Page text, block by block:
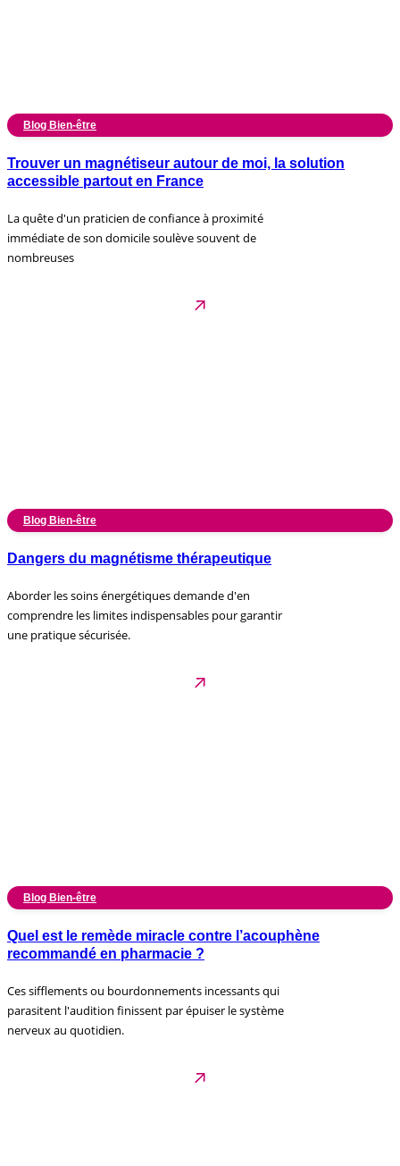
Blog Bien-être
Trouver un magnétiseur autour de moi, la solution
accessible partout en France
La quête d'un praticien de confiance à proximité
immédiate de son domicile soulève souvent de
nombreuses
Blog Bien-être
Dangers du magnétisme thérapeutique
Aborder les soins énergétiques demande d'en
comprendre les limites indispensables pour garantir
une pratique sécurisée.
Blog Bien-être
Quel est le remède miracle contre l’acouphène
recommandé en pharmacie ?
Ces sifflements ou bourdonnements incessants qui
parasitent l'audition finissent par épuiser le système
nerveux au quotidien.